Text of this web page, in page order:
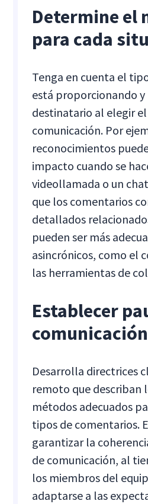
Determine el
para cada
Tenga en cuenta el
está proporcionando
destinatario al elegir
comunicación. Por
reconocimientos
impacto cuando se
videollamada o un
que los comentarios
detallados
pueden ser más
asincrónicos, como el
las herramientas de
Establecer
comunicación
Desarrolla directrices
remoto que describan
métodos adecuados
tipos de comentarios.
garantizar la
de comunicación, al
los miembros del
adaptarse a las